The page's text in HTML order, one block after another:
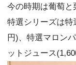
今の時期は葡萄と
特選シリーズは特
円)、特選マロン
ットジュース